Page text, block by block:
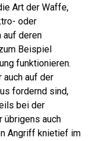
Art der Waffe,
oder
auf deren
Beispiel
funktionieren.
auch auf der
fordernd sind,
bei der
übrigens auch
Angriff knietief im